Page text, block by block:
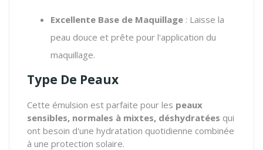
Excellente Base de Maquillage : Laisse la
peau douce et prête pour l'application du
maquillage.
Type De Peaux
Cette émulsion est parfaite pour les peaux
sensibles, normales à mixtes, déshydratées qui
ont besoin d'une hydratation quotidienne combinée
à une protection solaire.